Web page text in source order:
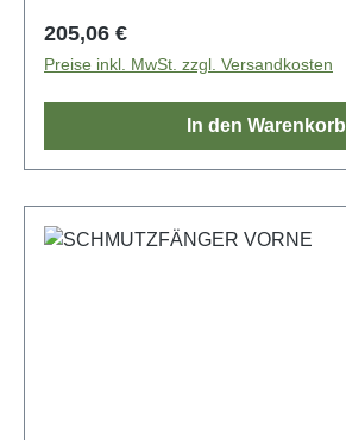
Regulärer Preis:
205,06 €
Preise inkl. MwSt. zzgl. Versandkosten
In den Warenkorb